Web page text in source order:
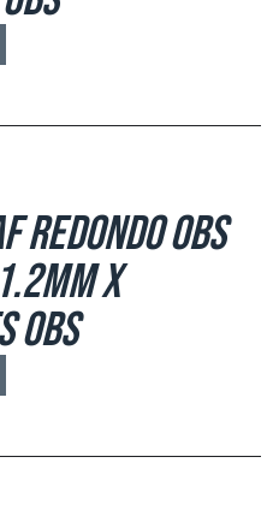
Redondo OBS
x